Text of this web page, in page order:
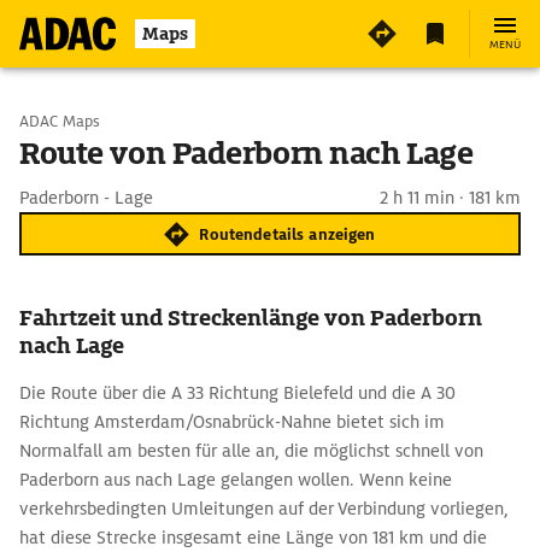
Maps MENÜ
Start wählen
ADAC Maps
Route von Paderborn nach Lage
Paderborn - Lage 2 h 11 min · 181 km
Routendetails anzeigen
Fahrtzeit und Streckenlänge von Paderborn
nach Lage
Die Route über die A 33 Richtung Bielefeld und die A 30
Richtung Amsterdam/Osnabrück-Nahne bietet sich im
Normalfall am besten für alle an, die möglichst schnell von
Paderborn aus nach Lage gelangen wollen. Wenn keine
verkehrsbedingten Umleitungen auf der Verbindung vorliegen,
hat diese Strecke insgesamt eine Länge von 181 km und die